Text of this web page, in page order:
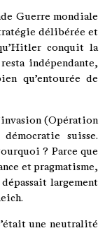
Guerre mondiale
délibérée et
conquit la
indépendante,
qu’entourée de
(Opération
suisse.
? Parce que
et pragmatisme,
largement
une neutralité